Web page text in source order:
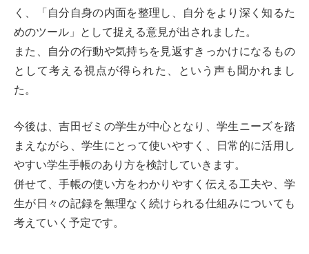
く、「自分自身の内面を整理し、自分をより深く知るた
めのツール」として捉える意見が出されました。
また、自分の行動や気持ちを見返すきっかけになるもの
として考える視点が得られた、という声も聞かれまし
た。
今後は、吉田ゼミの学生が中心となり、学生ニーズを踏
まえながら、学生にとって使いやすく、日常的に活用し
やすい学生手帳のあり方を検討していきます。
併せて、手帳の使い方をわかりやすく伝える工夫や、学
生が日々の記録を無理なく続けられる仕組みについても
考えていく予定です。